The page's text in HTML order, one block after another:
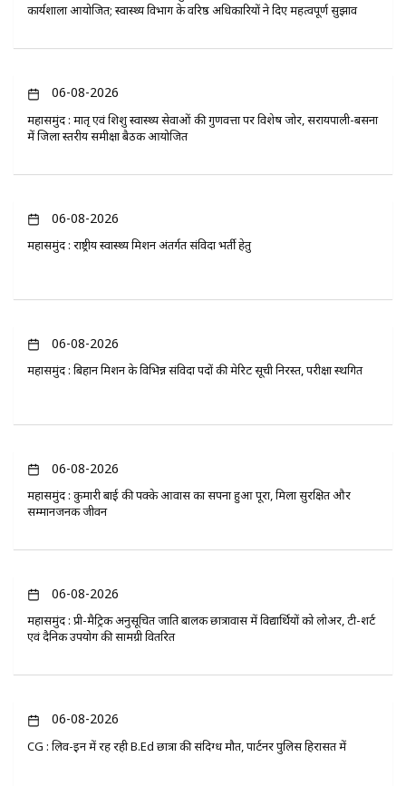
कार्यशाला आयोजित; स्वास्थ्य विभाग के वरिष्ठ अधिकारियों ने दिए महत्वपूर्ण सुझाव
06-08-2026
महासमुंद : मातृ एवं शिशु स्वास्थ्य सेवाओं की गुणवत्ता पर विशेष जोर, सरायपाली-बसना
में जिला स्तरीय समीक्षा बैठक आयोजित
06-08-2026
महासमुंद : राष्ट्रीय स्वास्थ्य मिशन अंतर्गत संविदा भर्ती हेतु
06-08-2026
महासमुंद : बिहान मिशन के विभिन्न संविदा पदों की मेरिट सूची निरस्त, परीक्षा स्थगित
06-08-2026
महासमुंद : कुमारी बाई की पक्के आवास का सपना हुआ पूरा, मिला सुरक्षित और
सम्मानजनक जीवन
06-08-2026
महासमुंद : प्री-मैट्रिक अनुसूचित जाति बालक छात्रावास में विद्यार्थियों को लोअर, टी-शर्ट
एवं दैनिक उपयोग की सामग्री वितरित
06-08-2026
CG : लिव-इन में रह रही B.Ed छात्रा की संदिग्ध मौत, पार्टनर पुलिस हिरासत में